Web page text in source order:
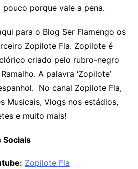
porque vale a pena.
para o Blog Ser Flamengo os
Zopilote Fla. Zopilote é
criado pelo rubro-negro
A palavra ‘Zopilote’
No canal Zopilote Fla,
Musicais, Vlogs nos estádios,
e muito mais!
Sociais
Zopilote Fla